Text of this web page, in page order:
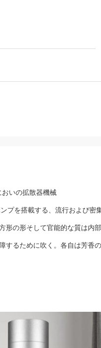
いの拡散器機械
プを搭載する、流行および密
形の形そして官能的な質は内
るために吹く。各自は芳香